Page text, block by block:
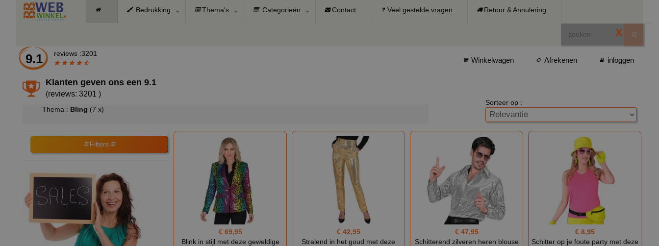
Bedrukking Thema's Categorieën Contact Veel gestelde vragen Retour & Annulering
X
9.1 reviews :3201
Winkelwagen Afrekenen inloggen
Klanten geven ons een9.1
(reviews: 3201 )
Thema : Bling (7 x)
Sorteer op :
Filters
€ 69,95
Blink in stijl met deze geweldige
€ 42,95
Stralend in het goud met deze
€ 47,95
Schitterend zilveren heren blouse
€ 8,95
Schitter op je foute party met deze